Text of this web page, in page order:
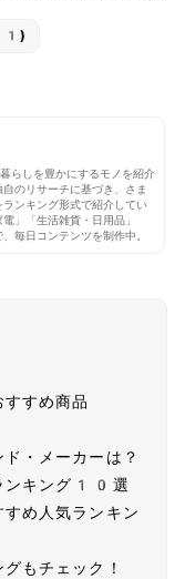
らしを豊かにするモノを紹介
のリサーチに基づき、さま
ンキング形式で紹介してい
」「生活雑貨・日用品」
毎日コンテンツを制作中。
すすめ商品
・メーカーは？
ンキング10選
め人気ランキン
もチェック！